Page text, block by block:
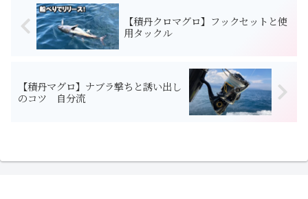
【積丹クロマグロ】フックセットと使
用タックル
【積丹マグロ】ナブラ撃ちと誘い出し
のコツ 自分流